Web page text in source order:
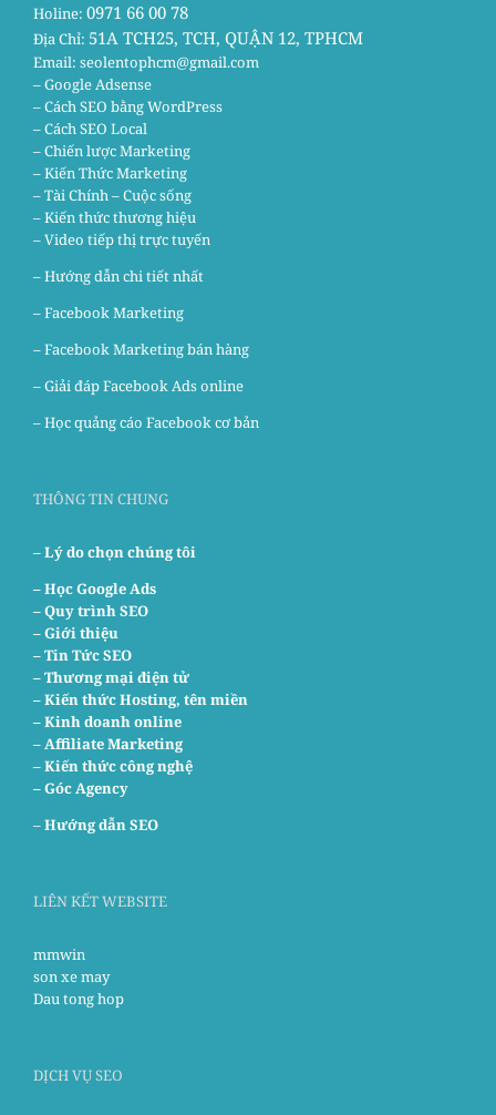
Holine: 0971 66 00 78
Địa Chỉ: 51A TCH25, TCH, QUẬN 12, TPHCM
Email: seolentophcm@gmail.com
– Google Adsense
– Cách SEO bằng WordPress
– Cách SEO Local
– Chiến lược Marketing
– Kiến Thức Marketing
– Tài Chính – Cuộc sống
– Kiến thức thương hiệu
– Video tiếp thị trực tuyến
– Hướng dẫn chi tiết nhất
–Facebook Marketing
–Facebook Marketing bán hàng
–Giải đáp Facebook Ads online
–Học quảng cáo Facebook cơ bản
THÔNG TIN CHUNG
– Lý do chọn chúng tôi
–Học Google Ads
– Quy trình SEO
– Giới thiệu
– Tin Tức SEO
– Thương mại điện tử
– Kiến thức Hosting, tên miền
– Kinh doanh online
– Affiliate Marketing
– Kiến thức công nghệ
– Góc Agency
–Hướng dẫn SEO
LIÊN KẾT WEBSITE
mmwin
son xe may
Dau tong hop
DỊCH VỤ SEO